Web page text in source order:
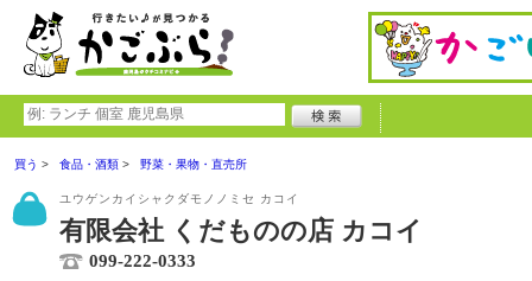
買う 食品・酒類 野菜・果物・直売所
ユウゲンカイシャクダモノノミセ カコイ
有限会社 くだものの店 カコイ
099-222-0333